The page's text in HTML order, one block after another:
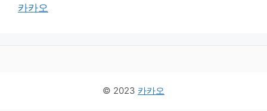
카카오
© 2023 카카오